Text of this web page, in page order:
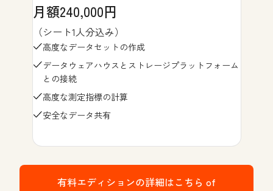
月額240,000円
（シート1人分込み）
高度なデータセットの作成
データウェアハウスとストレージプラットフォーム
との接続
高度な測定指標の計算
安全なデータ共有
有料エディションの詳細はこちら of